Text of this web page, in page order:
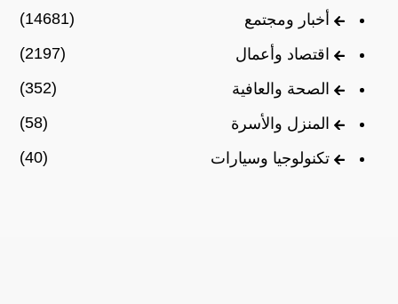
أخبار ومجتمع
(14681)
اقتصاد وأعمال
(2197)
الصحة والعافية
(352)
المنزل والأسرة
(58)
تكنولوجيا وسيارات
(40)